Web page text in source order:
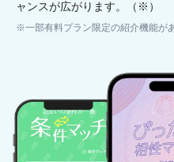
ャンスが広がります。（※）
※一部有料プラン限定の紹介機能が